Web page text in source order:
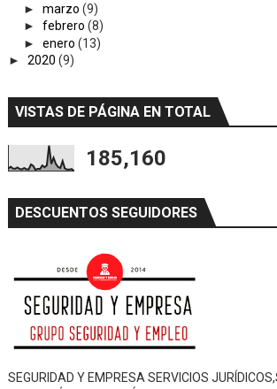
► marzo (9)
► febrero (8)
► enero (13)
► 2020 (9)
VISTAS DE PÁGINA EN TOTAL
185,160
DESCUENTOS SEGUIDORES
SEGURIDAD Y EMPRESA SERVICIOS